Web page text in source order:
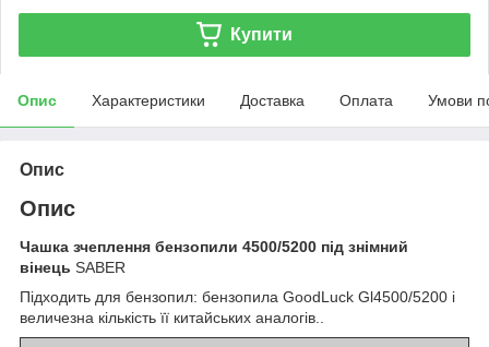
Купити
Опис Характеристики Доставка Оплата Умови
Опис
Опис
Чашка зчеплення бензопили 4500/5200 під знімний
вінець SABER
Підходить для бензопил: бензопила GoodLuck Gl4500/5200 і
величезна кількість її китайських аналогів..